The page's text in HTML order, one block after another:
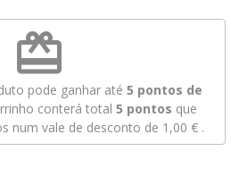
redeem
pode ganhar até 5 pontos de
conterá total 5 pontos que
num vale de desconto de 1,00 €.